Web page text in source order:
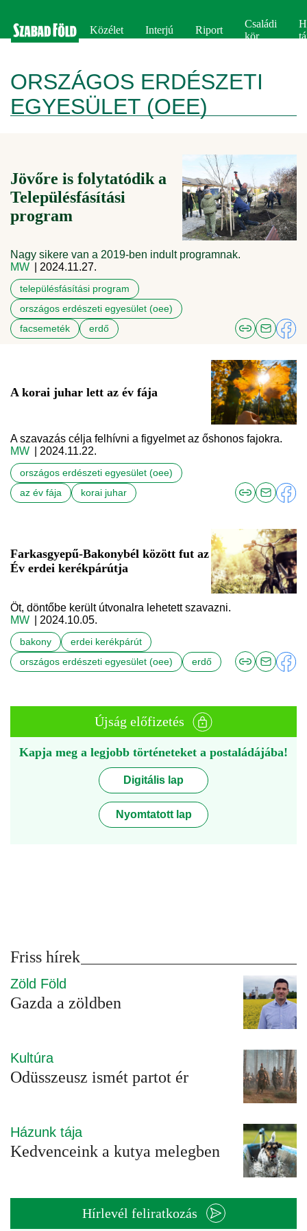
Közélet Interjú Riport
Családi
kör
ORSZÁGOS ERDÉSZETI
EGYESÜLET (OEE)
Jövőre is folytatódik a
Településfásítási
program
Nagy sikere van a 2019-ben indult programnak.
MW
| 2024.11.27.
településfásítási program
országos erdészeti egyesület (oee)
facsemeték
erdő
A korai juhar lett az év fája
A szavazás célja felhívni a figyelmet az őshonos fajokra.
MW
| 2024.11.22.
országos erdészeti egyesület (oee)
az év fája
korai juhar
Farkasgyepű-Bakonybél között fut az
Év erdei kerékpárútja
Öt, döntőbe került útvonalra lehetett szavazni.
MW
| 2024.10.05.
bakony
erdei kerékpárút
országos erdészeti egyesület (oee)
erdő
Újság előfizetés
Kapja meg a legjobb történeteket a postaládájába!
Digitális lap
Nyomtatott lap
Friss hírek
Zöld Föld
Gazda a zöldben
Kultúra
Odüsszeusz ismét partot ér
Házunk tája
Kedvenceink a kutya melegben
Hírlevél feliratkozás